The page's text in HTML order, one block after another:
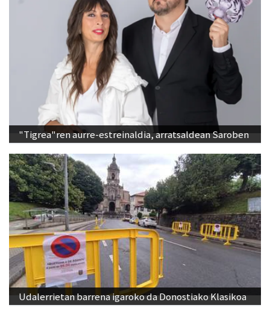
"Tigrea"ren aurre-estreinaldia, arratsaldean Saroben
Udalerrietan barrena igaroko da Donostiako Klasikoa